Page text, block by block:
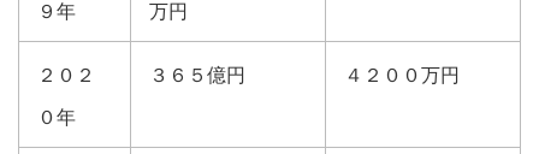
９年 万円
２０２
０年
３６５億円 ４２００万円